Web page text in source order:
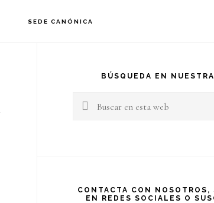
SEDE CANÓNICA
principal
BÚSQUEDA EN
Buscar
CONTACTA CON NOSOTROS,
EN REDES SOCIALES O